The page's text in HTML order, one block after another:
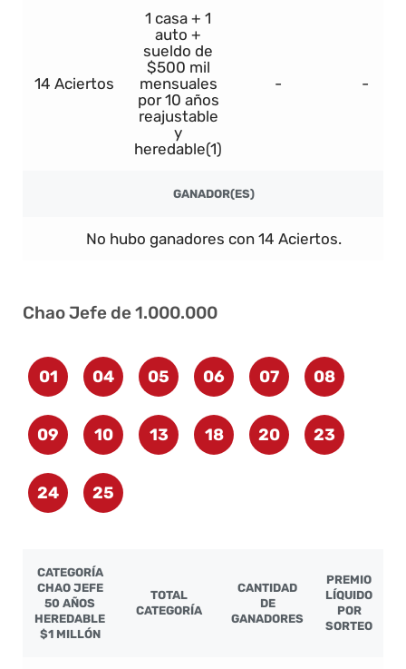
14 Aciertos
1 casa + 1
auto +
sueldo de
$500 mil
mensuales
por 10 años
reajustable
y
heredable(1)
- -
GANADOR(ES)
No hubo ganadores con 14 Aciertos.
Chao Jefe de 1.000.000
01 04 05 06 07 08
09 10 13 18 20 23
24 25
CATEGORÍA
CHAO JEFE
50 AÑOS
HEREDABLE
$1 MILLÓN
TOTAL
CATEGORÍA
CANTIDAD
DE
GANADORES
PREMIO
LÍQUIDO
POR
SORTEO